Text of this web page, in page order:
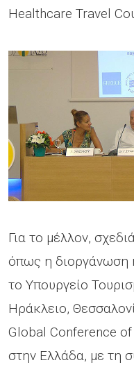
Healthcare Travel
Για το μέλλον,
όπως η διοργάνωση
το Υπουργείο
Ηράκλειο,
Global Conference
στην Ελλάδα, με τη